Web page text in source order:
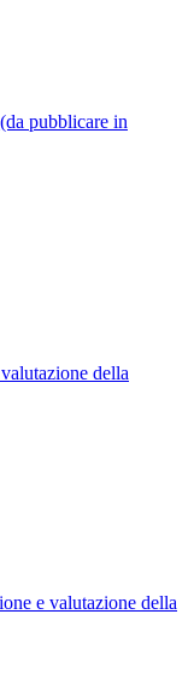
pubblicare in
della
e valutazione della